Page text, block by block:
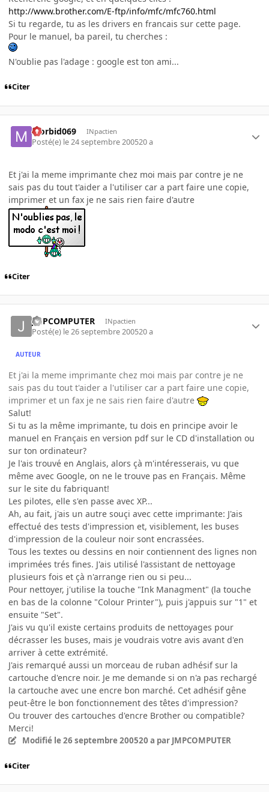
http://www.brother.com/E-ftp/info/mfc/mfc760.html
Si tu regarde, tu as les drivers en francais sur cette page.
Pour le manuel, ba pareil, tu cherches :
N'oublie pas l'adage : google est ton ami...
Citer
Morbid069 INpactien
Posté(e) le 24 septembre 200520 a
Et j'ai la meme imprimante chez moi mais par contre je ne
sais pas du tout t'aider a l'utiliser car a part faire une copie,
imprimer et un fax je ne sais rien faire d'autre
Citer
JMPCOMPUTER INpactien
Posté(e) le 26 septembre 200520 a
AUTEUR
Et j'ai la meme imprimante chez moi mais par contre je ne
sais pas du tout t'aider a l'utiliser car a part faire une copie,
imprimer et un fax je ne sais rien faire d'autre
Salut!
Si tu as la même imprimante, tu dois en principe avoir le
manuel en Français en version pdf sur le CD d'installation ou
sur ton ordinateur?
Je l'ais trouvé en Anglais, alors çà m'intéresserais, vu que
même avec Google, on ne le trouve pas en Français. Même
sur le site du fabriquant!
Les pilotes, elle s'en passe avec XP...
Ah, au fait, j'ais un autre souçi avec cette imprimante: J'ais
effectué des tests d'impression et, visiblement, les buses
d'impression de la couleur noir sont encrassées.
Tous les textes ou dessins en noir contiennent des lignes non
imprimées trés fines. J'ais utilisé l'assistant de nettoyage
plusieurs fois et çà n'arrange rien ou si peu...
Pour nettoyer, j'utilise la touche "Ink Managment" (la touche
en bas de la colonne "Colour Printer"), puis j'appuis sur "1" et
ensuite "Set".
J'ais vu qu'il existe certains produits de nettoyages pour
décrasser les buses, mais je voudrais votre avis avant d'en
arriver à cette extrémité.
J'ais remarqué aussi un morceau de ruban adhésif sur la
cartouche d'encre noir. Je me demande si on n'a pas rechargé
la cartouche avec une encre bon marché. Cet adhésif gêne
peut-être le bon fonctionnement des têtes d'impression?
Ou trouver des cartouches d'encre Brother ou compatible?
Merci!
Modifié le 26 septembre 200520 a par JMPCOMPUTER
Citer